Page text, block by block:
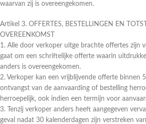
waarvan zij is overeengekomen.
Artikel 3. OFFERTES, BESTELLINGEN EN
OVEREENKOMST
1. Alle door verkoper uitge brachte offertes zijn
gaat om een schriftelijke offerte waarin
anders is overeengekomen.
2. Verkoper kan een vrijblijvende offerte binnen
ontvangst van de aanvaarding of bestelling
herroepelijk, ook indien een termijn voor
3. Tenzij verkoper anders heeft aangegeven
geval nadat 30 kalenderdagen zijn verstreken